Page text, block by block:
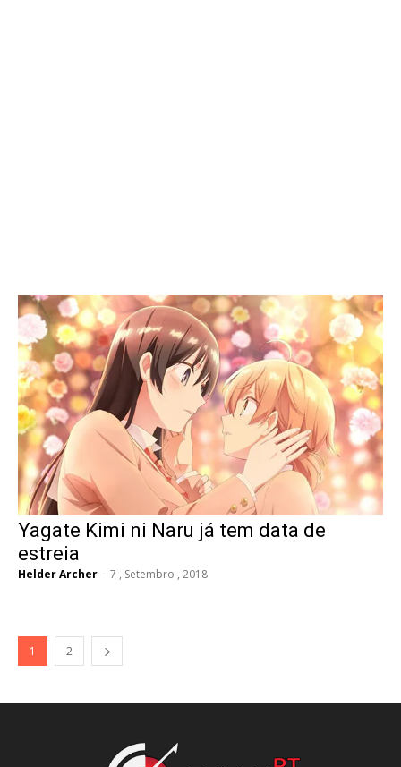
Yagate Kimi ni Naru já tem data de
estreia
Helder Archer - 7 , Setembro , 2018
1 2